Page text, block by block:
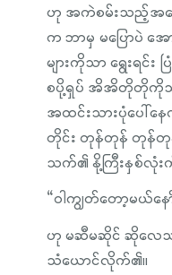
ဟု အကဲစမ်းသည့်အန
က ဘာမှ မပြောပဲ
များကိုသာ ရွေးရင်
စပို့ရှပ် အိအိတိုတိုကိုသာ
အထင်းသားပုံပေါ်
တိုင်း တုန်တုန် တုန်တု
သက်၏ နို့ကြီးနှစ်လုံး
“ဝါကျွတ်တော့မယ်န
ဟု မဆီမဆိုင် ဆိုလေသ
သံယောင်လိုက်၏။